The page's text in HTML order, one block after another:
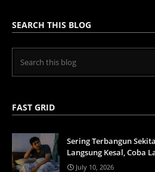
SEARCH THIS BLOG
FAST GRID
Sering Terbangun
Langsung Kesal, Coba
July 10, 2026